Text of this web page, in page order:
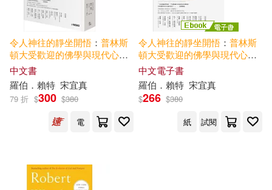
作者 (可複選)
羅伯．賴特(2) Robert(1)
Wright(1)
究竟(2)
令人神往的靜坐開悟 ： 普林斯
頓大受歡迎的佛學與現代心理
學
中文書
羅伯．賴特 宋宜真
79 折 $300 $380
電
令人神往的靜坐開悟 ： 普林斯
頓大受歡迎的佛學與現代心理
學(電子書)
中文電子書
羅伯．賴特 宋宜真
$266 $380
紙
試閱